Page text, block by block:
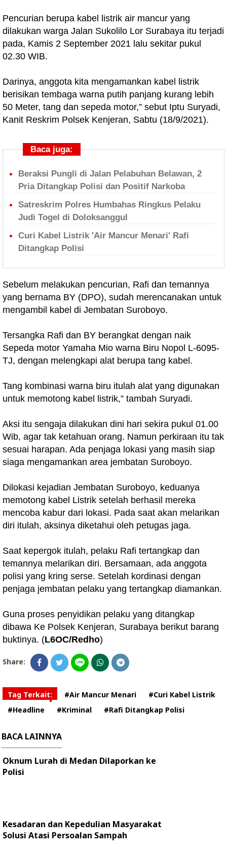
Pencurian berupa kabel listrik air mancur yang
dilakukan warga Jalan Sukolilo Lor Surabaya itu terjadi
pada, Kamis 2 September 2021 lalu sekitar pukul
02.30 WIB.
Darinya, anggota kita mengamankan kabel listrik
berisikan tembaga warna putih panjang kurang lebih
50 Meter, tang dan sepeda motor,” sebut Iptu Suryadi,
Kanit Reskrim Polsek Kenjeran, Sabtu (18/9/2021).
Baca juga:
Beraksi Pungli di Jalan Pelabuhan Belawan, 2
Pria Ditangkap Polisi dan Positif Narkoba
Satreskrim Polres Humbahas Ringkus Pelaku
Judi Togel di Doloksanggul
Curi Kabel Listrik 'Air Mancur Menari' Rafi
Ditangkap Polisi
Sebelum melakukan pencurian, Rafi dan temannya
yang bernama BY (DPO), sudah merencanakan untuk
mengambil kabel di Jembatan Suroboyo.
Tersangka Rafi dan BY berangkat dengan naik
Sepeda motor Yamaha Mio warna Biru Nopol L-6095-
TJ, dengan melengkapi alat berupa tang kabel.
Tang kombinasi warna biru itulah alat yang digunakan
untuk memotong kabel listrik,” tambah Suryadi.
Aksi itu sengaja dilakukan dini hari sekira pukul 01.00
Wib, agar tak ketahuan orang. Namun perkiraan itu tak
sesuai harapan. Ada penjaga lokasi yang masih siap
siaga mengamankan area jembatan Suroboyo.
Dilokasi kejadian Jembatan Suroboyo, keduanya
memotong kabel Listrik setelah berhasil mereka
mencoba kabur dari lokasi. Pada saat akan melarikan
diri itulah, aksinya diketahui oleh petugas jaga.
Saat kepergok itulah, pelaku Rafi tertangkap dan
temannya melarikan diri. Bersamaan, ada anggota
polisi yang kring serse. Setelah kordinasi dengan
penjaga jembatan pelaku yang tertangkap diamankan.
Guna proses penyidikan pelaku yang ditangkap
dibawa Ke Polsek Kenjeran, Surabaya berikut barang
buktinya. (L6OC/Redho)
Share:
Tag Terkait: #Air Mancur Menari
#Curi Kabel Listrik
#Headline
#Kriminal #Rafi Ditangkap Polisi
BACA LAINNYA
Oknum Lurah di Medan Dilaporkan ke
Polisi
Kesadaran dan Kepedulian Masyarakat
Solusi Atasi Persoalan Sampah